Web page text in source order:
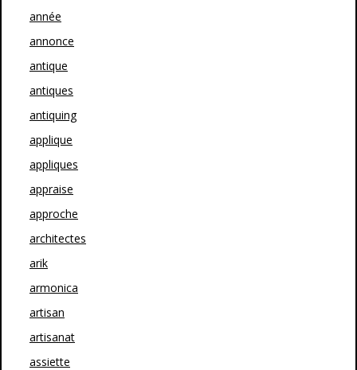
année
annonce
antique
antiques
antiquing
applique
appliques
appraise
approche
architectes
arik
armonica
artisan
artisanat
assiette